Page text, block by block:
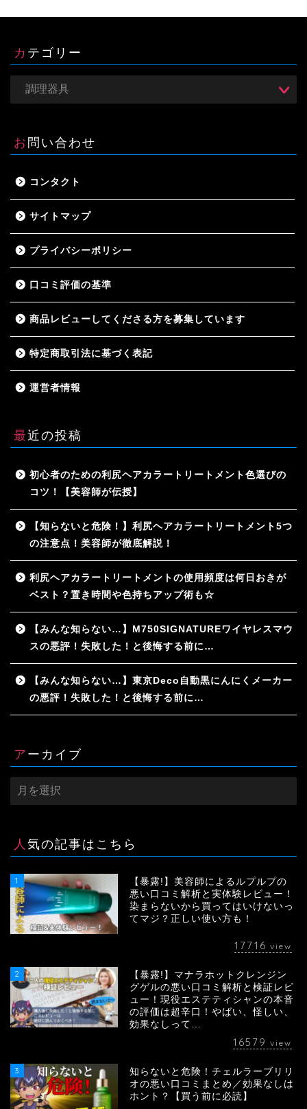
カテゴリー
お問い合わせ
コンタクト
サイトマップ
プライバシーポリシー
口コミ評価の基準
商品レビューしてくださる方を募集しています
特定商取引法に基づく表記
運営者情報
最近の投稿
初心者のための利尻ヘアカラートリートメント色選びの
コツ！【美容師が伝授】
【知らないと危険！】利尻ヘアカラートリートメント5つ
の注意点！美容師が徹底解説！
利尻ヘアカラートリートメントの使用頻度は何日おきが
ベスト？置き時間や色持ちアップ術も☆
【みんな知らない…】M750SIGNATUREワイヤレスマウ
スの悪評！失敗した！と後悔する前に…
【みんな知らない…】東京Deco自動黒にんにくメーカー
の悪評！失敗した！と後悔する前に…
アーカイブ
ア
ー
ブ 人気の記事はこちら
1
【暴露!】美容師によるルプルプの
悪い口コミ解析と実体験レビュー！
染まらないから買ってはいけないっ
てマジ？正しい使い方も！
17716 view
2
【暴露!】マナラホットクレンジン
グゲルの悪い口コミ解析と検証レビ
ュー！現役エステティシャンの本音
の評価は超辛口！やばい、怪しい、
効果なしって…
16579 view
3
知らないと危険！チェルラーブリリ
オの悪い口コミまとめ／効果なしは
ホント？【買う前に必読】